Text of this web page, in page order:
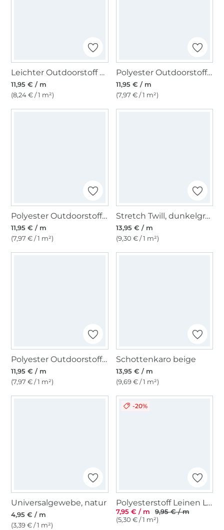
Leichter Outdoorstoff Panama Uni, grau
11,95 € / m
(8,24 € / 1 m²)
Polyester Outdoorstoff uni dunkeloliv
11,95 € / m
(7,97 € / 1 m²)
Polyester Outdoorstoff uni wollweiß
11,95 € / m
(7,97 € / 1 m²)
Stretch Twill, dunkelgrau meliert
13,95 € / m
(9,30 € / 1 m²)
Polyester Outdoorstoff uni hellgrau
11,95 € / m
(7,97 € / 1 m²)
Schottenkaro beige
13,95 € / m
(9,69 € / 1 m²)
Universalgewebe, natur
4,95 € / m
(3,39 € / 1 m²)
-20%
Polyesterstoff Leinen Look Stripes Melange, flieder
7,95 € / m
9,95 € / m
(5,30 € / 1 m²)